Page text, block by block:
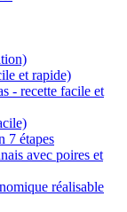
et rapide)
- recette facile et
7 étapes
avec poires et
réalisable